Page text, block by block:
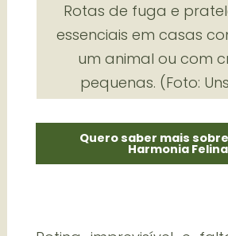
Rotas de fuga e
essenciais em casas
um animal ou com
pequenas. (Foto:
Quero saber mais
Harmonia Felina